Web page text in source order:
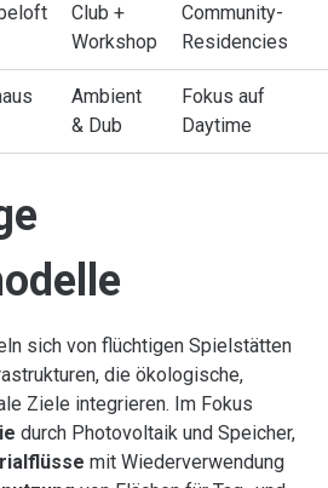
Club +
Workshop
Community-
Residencies
Ambient
& Dub
Fokus auf
Daytime
sich von flüchtigen Spielstätten
die ökologische,
Ziele integrieren. Im Fokus
durch Photovoltaik und Speicher,
mit Wiederverwendung